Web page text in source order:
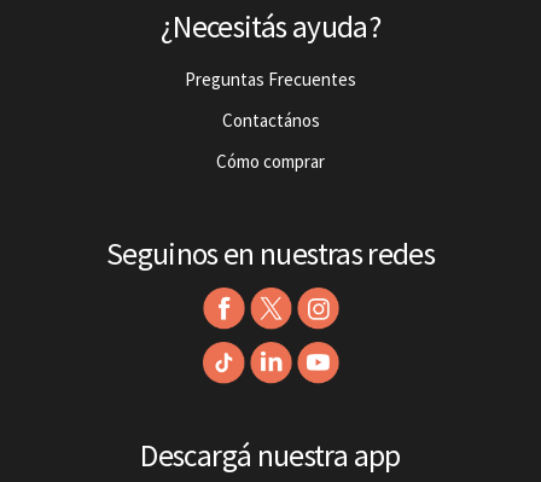
¿Necesitás ayuda?
Preguntas Frecuentes
Contactános
Cómo comprar
Seguinos en nuestras redes
Descargá nuestra app